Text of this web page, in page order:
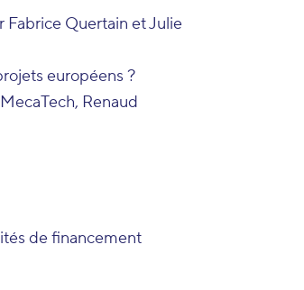
Fabrice Quertain et Julie
européens ?
Renaud
de financement